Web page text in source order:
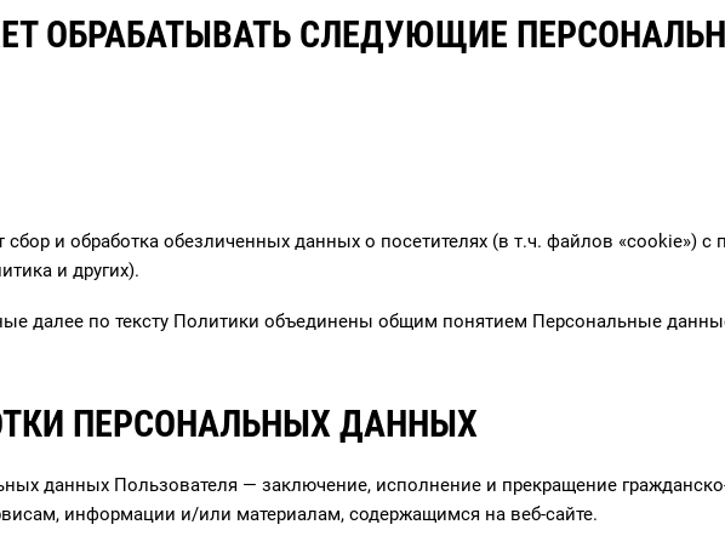
ОБРАБАТЫВАТЬ СЛЕДУЮЩИЕ
сбор и обработка обезличенных данных о посетителях (в т.ч. файлов «cookie»)
и других).
далее по тексту Политики объединены общим понятием Персональные
ПЕРСОНАЛЬНЫХ ДАННЫХ
данных Пользователя — заключение, исполнение и прекращение
информации и/или материалам, содержащимся на веб-сайте.